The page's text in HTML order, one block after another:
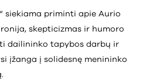
siekiama priminti apie Aurio
skepticizmas ir humoro
dailininko tapybos darbų ir
įžanga į solidesnę menininko